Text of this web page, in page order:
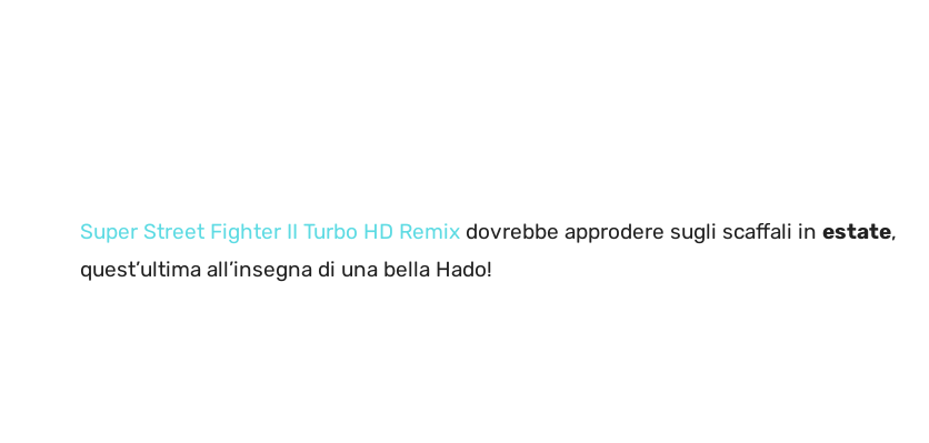
Super Street Fighter II Turbo HD Remix dovrebbe approdere sugli scaffali in estate,
quest’ultima all’insegna di una bella Hado!